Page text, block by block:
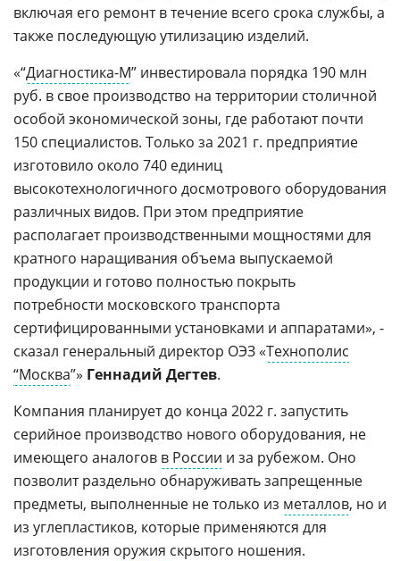
включая его ремонт в течение всего срока службы, а
также последующую утилизацию изделий.
«“Диагностика-М” инвестировала порядка 190 млн
руб. в свое производство на территории столичной
особой экономической зоны, где работают почти
150 специалистов. Только за 2021 г. предприятие
изготовило около 740 единиц
высокотехнологичного досмотрового оборудования
различных видов. При этом предприятие
располагает производственными мощностями для
кратного наращивания объема выпускаемой
продукции и готово полностью покрыть
потребности московского транспорта
сертифицированными установками и аппаратами», -
сказал генеральный директор ОЭЗ «Технополис
“Москва”» Геннадий Дегтев.
Компания планирует до конца 2022 г. запустить
серийное производство нового оборудования, не
имеющего аналогов в России и за рубежом. Оно
позволит раздельно обнаруживать запрещенные
предметы, выполненные не только из металлов, но и
из углепластиков, которые применяются для
изготовления оружия скрытого ношения.